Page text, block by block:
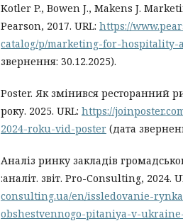
Kotler P., Bowen J., Makens J.
Pearson, 2017. URL: https://
catalog/p/marketing-for-hospitality-
звернення: 30.12.2025).
Poster. Як змінився ресторанний
року. 2025. URL: https://
2024-roku-vid-poster (дата
Аналіз ринку закладів
:аналіт. звіт. Pro-Consulting, 2024.
consulting.ua/en/issledovanie-
obshestvennogo-pitaniya-v-